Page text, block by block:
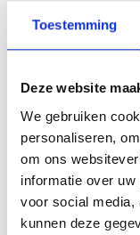
Toestemming
Deze website
We gebruiken
personaliseren,
om ons
informatie over
voor social media,
kunnen deze